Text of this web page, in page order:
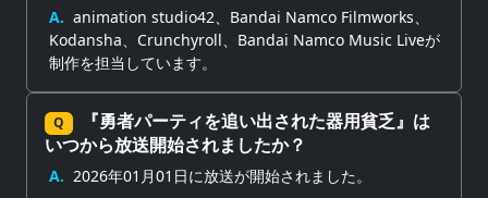
A. animation studio42、Bandai Namco Filmworks、
Kodansha、Crunchyroll、Bandai Namco Music Liveが
制作を担当しています。
Q
『勇者パーティを追い出された器用貧乏』は
いつから放送開始されましたか？
A. 2026年01月01日に放送が開始されました。